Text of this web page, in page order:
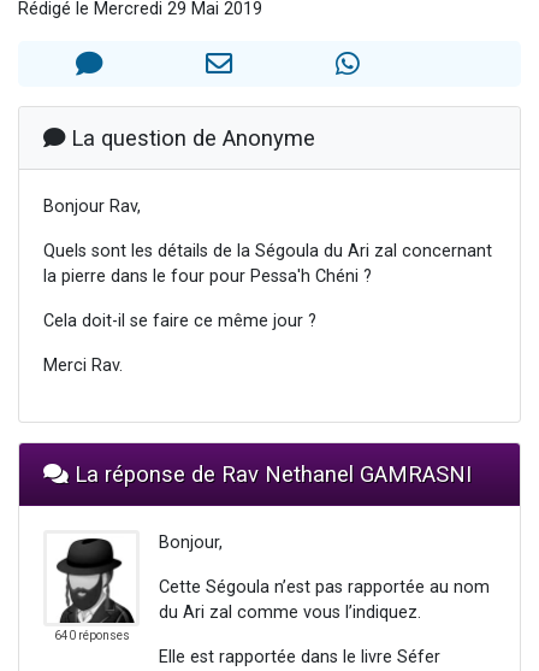
6 personnes viennent de faire un don pour 5 enfants déjà orphelins risquent de perdre leur maman
2 personnes viennent de faire un don pour Reloger Rivka, 6 enfants, victime de violences...
Il reste 49 places pour étudier en groupe sur Zoom
2 personnes viennent de nous rejoindre sur WhatsApp
Rédigé le Mercredi 29 Mai 2019
La question de Anonyme
Bonjour Rav,
Quels sont les détails de la Ségoula du Ari zal concernant
la pierre dans le four pour Pessa'h Chéni ?
Cela doit-il se faire ce même jour ?
Merci Rav.
La réponse de Rav Nethanel GAMRASNI
640 réponses
Bonjour,
Cette Ségoula n’est pas rapportée au nom
du Ari zal comme vous l’indiquez.
Elle est rapportée dans le livre Séfer